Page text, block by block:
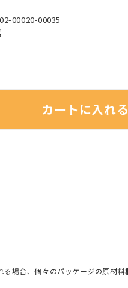
00020-00035
カートに入れる
場合、個々のパッケージの原材料